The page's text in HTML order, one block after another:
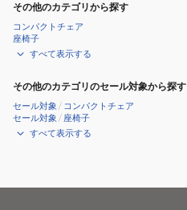
キ
ャ
ン
フ
ァ
ン
ウ
その他のカテゴリから探す
コンパクトチェア
座椅子
すべて表示する
その他のカテゴリのセール対象から探す
セール対象 / コンパクトチェア
セール対象 / 座椅子
すべて表示する